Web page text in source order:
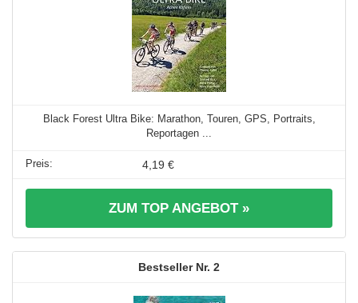
Black Forest Ultra Bike: Marathon, Touren, GPS, Portraits,
Reportagen ...
4,19 €
ZUM TOP ANGEBOT »
2